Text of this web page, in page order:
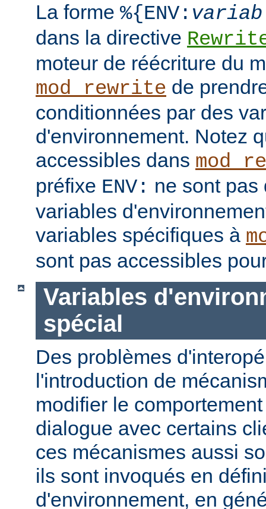
La forme %{ENV:
dans la directive
moteur de réécriture du
mod_rewrite de
conditionnées par des
d'environnement. Notez
accessibles dans
préfixe ENV: ne sont pas
variables
variables spécifiques à
sont pas accessibles
Variables
spécial
Des problèmes
l'introduction de
modifier le
dialogue avec certains
ces mécanismes aussi
ils sont invoqués en
d'environnement, en